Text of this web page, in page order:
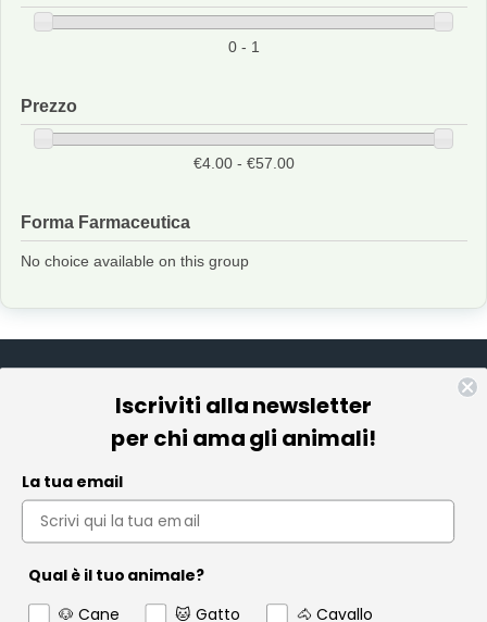
0 - 1
Prezzo
€4.00 - €57.00
Forma Farmaceutica
No choice available on this group
Account
Contact us
Iscriviti alla newsletter
per chi ama gli animali!
La tua email
Qual è il tuo animale?
🐶 Cane
🐱 Gatto 🐴 Cavallo